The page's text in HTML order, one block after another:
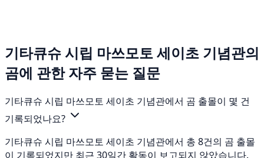
기타큐슈 시립 마쓰모토 세이초 기념관의
곰에 관한 자주 묻는 질문
기타큐슈 시립 마쓰모토 세이초 기념관에서 곰 출몰이 몇 건
기록되었나요?
기타큐슈 시립 마쓰모토 세이초 기념관에서 총 8건의 곰 출몰
이 기록되었지만 최근 30일간 활동이 보고되지 않았습니다.